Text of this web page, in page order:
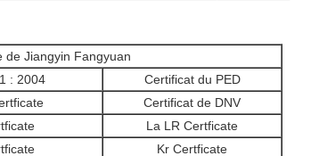
de Jiangyin Fangyuan
: 2004
Certificat du PED
Certificat de DNV
La LR Certficate
Kr Certficate